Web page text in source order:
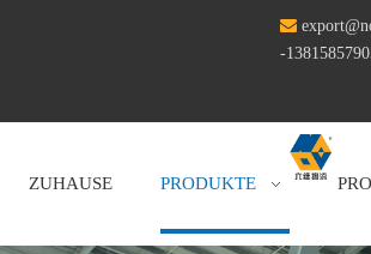

-
ZUHAUSE PRODUKTE